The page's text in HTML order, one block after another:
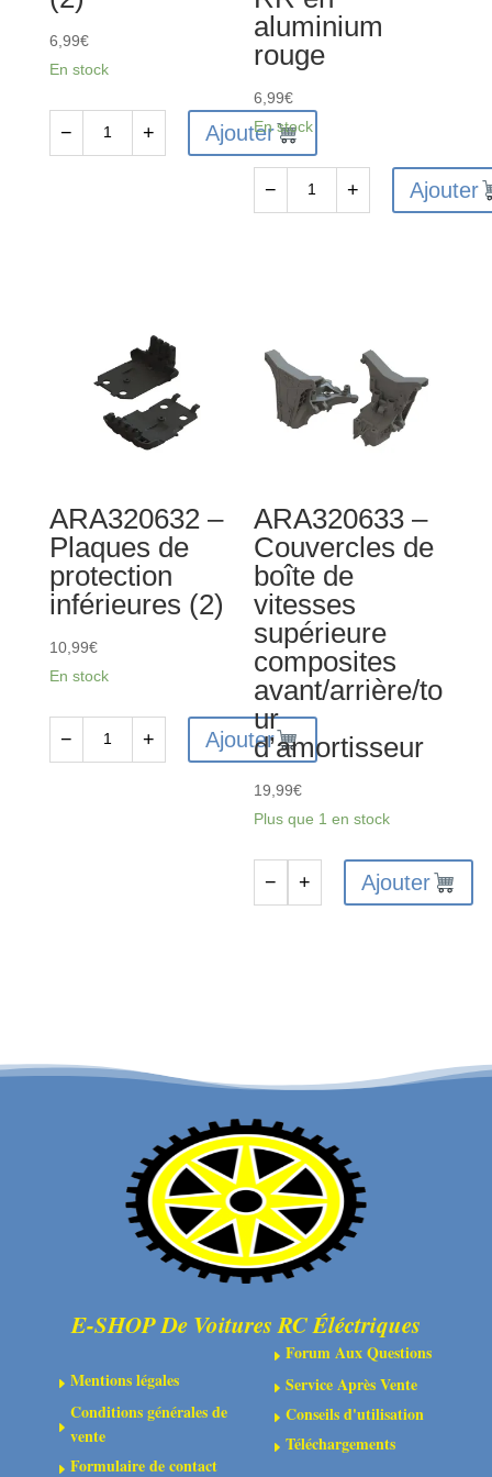
6,99€
En stock
− + Ajouter
aluminium
rouge
6,99€
En stock
de
suspension
RR
− + Ajouter
ARA320632 –
Plaques de
protection
inférieures (2)
10,99€
En stock
− + Ajouter
ARA320633 –
Couvercles de
boîte de
vitesses
supérieure
composites
avant/arrière/to
ur
d’amortisseur
19,99€
Plus que 1 en stock
de
vitesses
supérieure
composites
avant/arrière/tour
d'amortisseur
− + Ajouter
E-SHOP De Voitures RC Éléctriques
EMentions légales
E
Conditions générales de
vente
EFormulaire de contact
E Forum Aux Questions
E Service Après Vente
E Conseils d'utilisation
E Téléchargements